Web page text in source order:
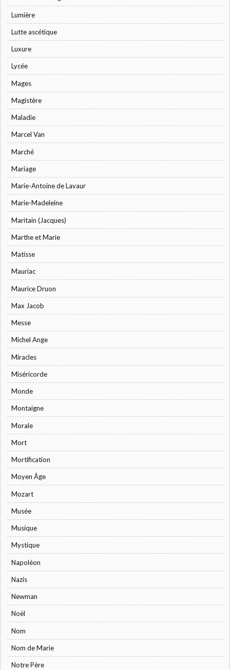
Lumière
Lutte ascétique
Luxure
Lycée
Mages
Magistère
Maladie
Marcel Van
Marché
Mariage
Marie-Antoine de Lavaur
Marie-Madeleine
Maritain (Jacques)
Marthe et Marie
Matisse
Mauriac
Maurice Druon
Max Jacob
Messe
Michel Ange
Miracles
Miséricorde
Monde
Montaigne
Morale
Mort
Mortification
Moyen Âge
Mozart
Musée
Musique
Mystique
Napoléon
Nazis
Newman
Noël
Nom
Nom de Marie
Notre Père